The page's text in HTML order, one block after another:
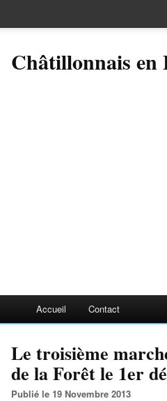
Châtillonnais en
Accueil Contact
Le troisième
de la Forêt le 1er
Publié le 19 Novembre 2013